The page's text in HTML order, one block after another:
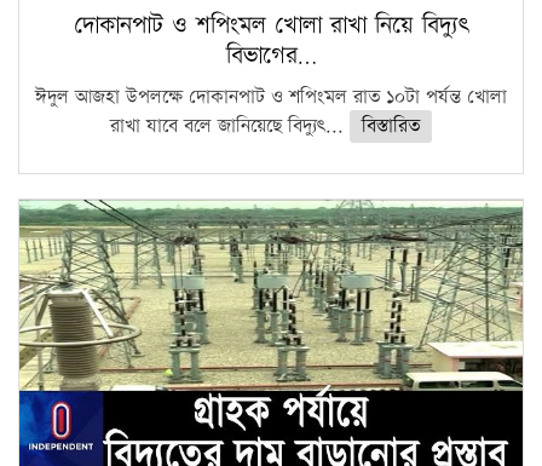
দোকানপাট ও শপিংমল খোলা রাখা নিয়ে বিদ্যুৎ
বিভাগের…
ঈদুল আজহা উপলক্ষে দোকানপাট ও শপিংমল রাত ১০টা পর্যন্ত খোলা
রাখা যাবে বলে জানিয়েছে বিদ্যুৎ...
বিস্তারিত